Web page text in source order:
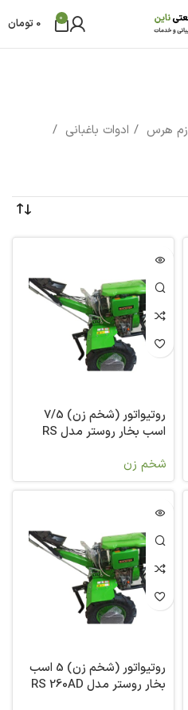
0
0 تومان
هرس
ادوات باغبانی
روتیواتور (شخم زن) 7/5
اسب بخار روستر مدل RS
شخم زن
روتیواتور (شخم زن) 5 اسب
بخار روستر مدل RS 260AD